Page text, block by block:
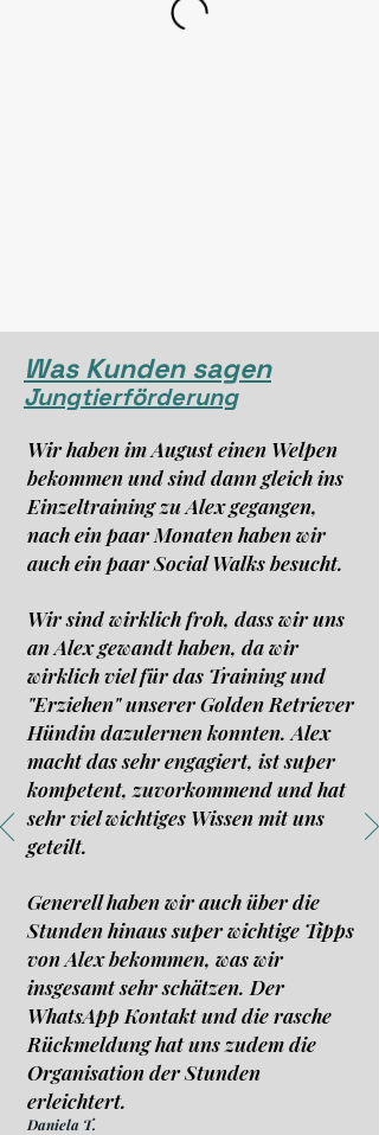
Was Kunden sagen
Jungtierförderung
Wir haben im August einen Welpen
bekommen und sind dann gleich ins
Einzeltraining zu Alex gegangen,
nach ein paar Monaten haben wir
auch ein paar Social Walks besucht.
Wir sind wirklich froh, dass wir uns
an Alex gewandt haben, da wir
wirklich viel für das Training und
"Erziehen" unserer Golden Retriever
Hündin dazulernen konnten. Alex
macht das sehr engagiert, ist super
kompetent, zuvorkommend und hat
sehr viel wichtiges Wissen mit uns
geteilt.
Generell haben wir auch über die
Stunden hinaus super wichtige Tipps
von Alex bekommen, was wir
insgesamt sehr schätzen. Der
WhatsApp Kontakt und die rasche
Rückmeldung hat uns zudem die
Organisation der Stunden
erleichtert.
Daniela T.